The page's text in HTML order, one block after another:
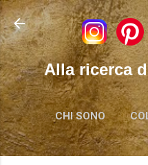
Passa ai
Alla ricerca
CHI SONO